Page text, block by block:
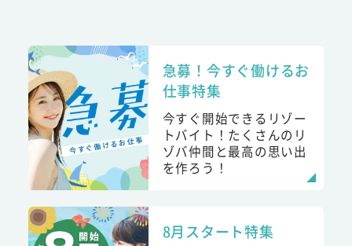
急募！今すぐ働けるお
仕事特集
今すぐ開始できるリゾー
トバイト！たくさんのリ
ゾバ仲間と最高の思い出
を作ろう！
8月スタート特集